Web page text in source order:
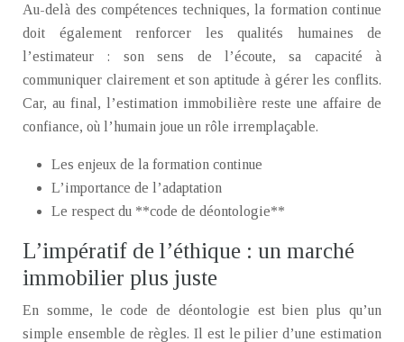
Au-delà des compétences techniques, la formation continue
doit également renforcer les qualités humaines de
l’estimateur : son sens de l’écoute, sa capacité à
communiquer clairement et son aptitude à gérer les conflits.
Car, au final, l’estimation immobilière reste une affaire de
confiance, où l’humain joue un rôle irremplaçable.
Les enjeux de la formation continue
L’importance de l’adaptation
Le respect du **code de déontologie**
L’impératif de l’éthique : un marché
immobilier plus juste
En somme, le code de déontologie est bien plus qu’un
simple ensemble de règles. Il est le pilier d’une estimation